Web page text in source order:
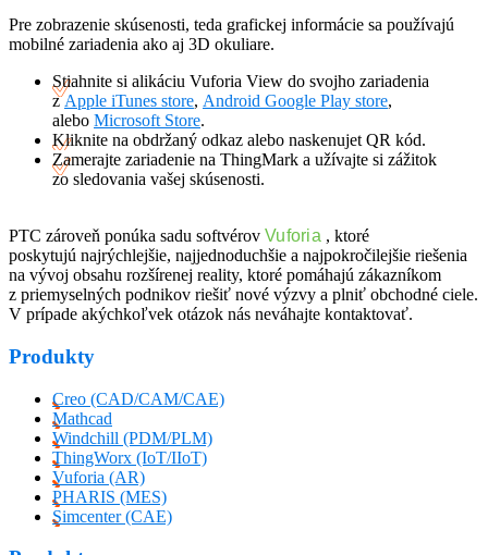
Pre zobrazenie skúsenosti, teda grafickej informácie sa používajú
mobilné zariadenia ako aj 3D okuliare.
Stiahnite si alikáciu Vuforia View do svojho zariadenia
zApple iTunes store, Android Google Play store,
alebo Microsoft Store.
Kliknite na obdržaný odkaz alebo naskenujet QR kód.
Zamerajte zariadenie na ThingMark a užívajte si zážitok
zo sledovania vašej skúsenosti.
PTC zároveň ponúka sadu softvérov Vuforia , ktoré
poskytujú najrýchlejšie, najjednoduchšie a najpokročilejšie riešenia
na vývoj obsahu rozšírenej reality, ktoré pomáhajú zákazníkom
z priemyselných podnikov riešiť nové výzvy a plniť obchodné ciele.
V prípade akýchkoľvek otázok nás neváhajte kontaktovať.
Produkty
Creo (CAD/CAM/CAE)
Mathcad
Windchill (PDM/PLM)
ThingWorx (IoT/IIoT)
Vuforia (AR)
PHARIS (MES)
Simcenter (CAE)